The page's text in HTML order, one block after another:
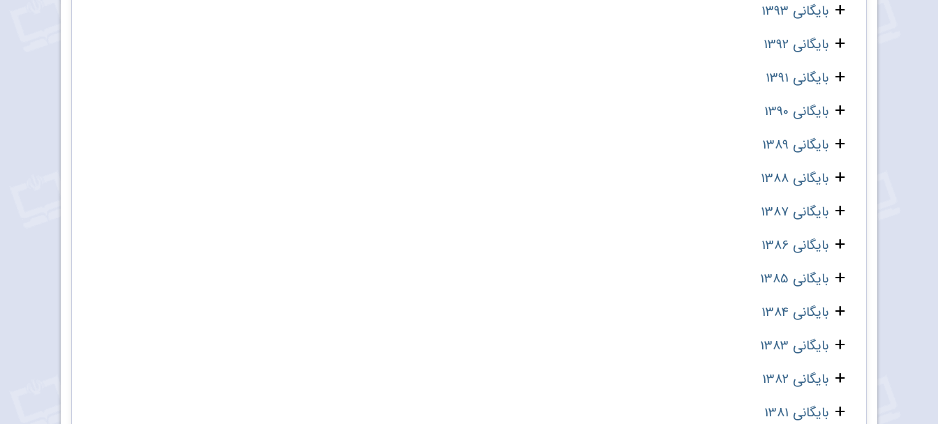
بایگانی 1393
بایگانی 1392
بایگانی 1391
بایگانی 1390
بایگانی 1389
بایگانی 1388
بایگانی 1387
بایگانی 1386
بایگانی 1385
بایگانی 1384
بایگانی 1383
بایگانی 1382
بایگانی 1381